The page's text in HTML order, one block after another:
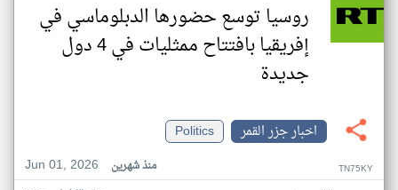
روسيا توسع حضورها الدبلوماسي في
إفريقيا بافتتاح ممثليات في 4 دول
جديدة
اخبار جزر القمر
Politics
Jun 01, 2026
منذ شهرين TN75KY